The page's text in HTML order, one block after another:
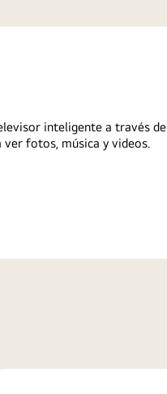
inteligente a través de
ver fotos, música y videos.